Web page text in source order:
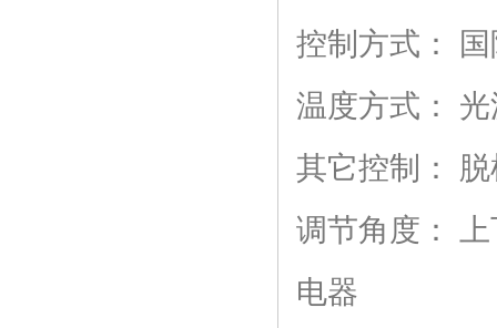
控制方式：
温度方式：
其它控制：
调节角度：
电器